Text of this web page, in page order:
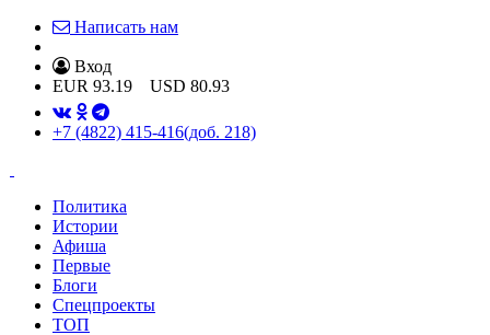
Написать нам
Вход
EUR 93.19 USD 80.93
+7 (4822) 415-416(доб. 218)
Политика
Истории
Афиша
Первые
Блоги
Спецпроекты
ТОП